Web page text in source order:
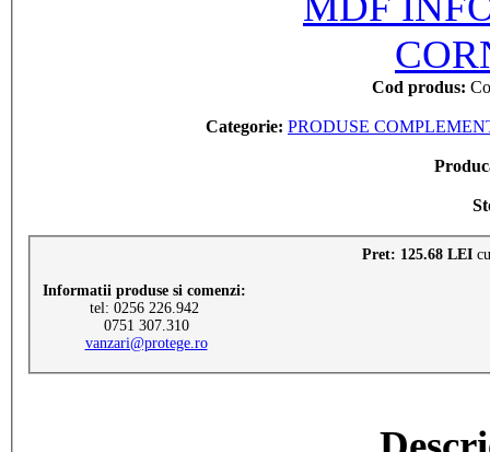
Cod produs:
Categorie: PRODUSE
Pret: 125.68 LEI
Informatii produse si comenzi:
tel: 0256 226.942
0751 307.310
vanzari@protege.ro